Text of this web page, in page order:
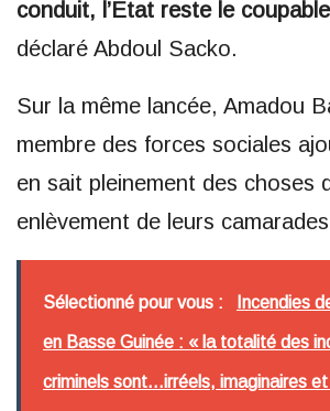
conduit, l’Etat reste le
déclaré Abdoul Sacko.
Sur la même lancée, Amadou
membre des forces sociales
en sait pleinement des choses
enlèvement de leurs
Sélectionné pour vous : Incendies
en Basse Guinée : « la totalité des
criminels sont…irréels, imaginaires